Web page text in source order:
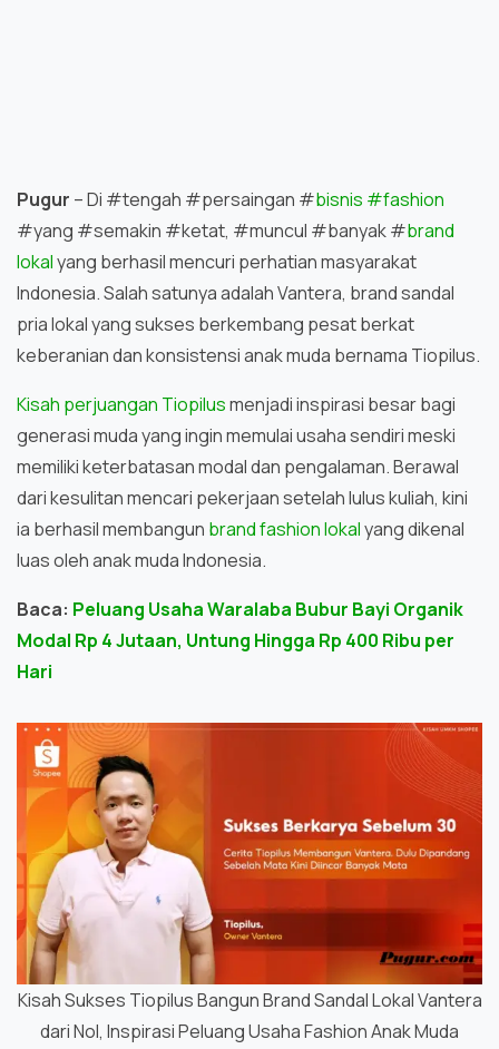
Pugur – Di #tengah #persaingan #bisnis #fashion
#yang #semakin #ketat, #muncul #banyak #brand
lokalyang berhasil mencuri perhatian masyarakat
Indonesia. Salah satunya adalah Vantera, brand sandal
pria lokal yang sukses berkembang pesat berkat
keberanian dan konsistensi anak muda bernama Tiopilus.
Kisah perjuangan Tiopilusmenjadi inspirasi besar bagi
generasi muda yang ingin memulai usaha sendiri meski
memiliki keterbatasan modal dan pengalaman. Berawal
dari kesulitan mencari pekerjaan setelah lulus kuliah, kini
ia berhasil membangun brand fashion lokalyang dikenal
luas oleh anak muda Indonesia.
Baca: Peluang Usaha Waralaba Bubur Bayi Organik
Modal Rp 4 Jutaan, Untung Hingga Rp 400 Ribu per
Hari
Kisah Sukses Tiopilus Bangun Brand Sandal Lokal Vantera
dari Nol, Inspirasi Peluang Usaha Fashion Anak Muda